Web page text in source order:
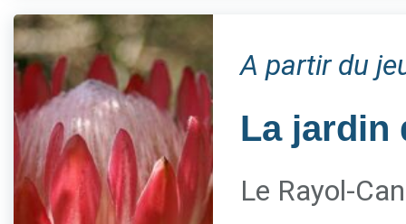
A partir du
La jardin
Le Rayol-